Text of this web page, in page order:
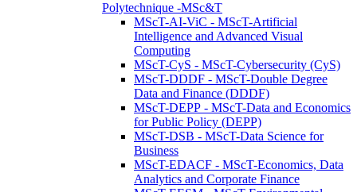
Polytechnique -MSc&T
MScT-AI-ViC - MScT-Artificial
Intelligence and Advanced Visual
Computing
MScT-CyS - MScT-Cybersecurity (CyS)
MScT-DDDF - MScT-Double Degree
Data and Finance (DDDF)
MScT-DEPP - MScT-Data and Economics
for Public Policy (DEPP)
MScT-DSB - MScT-Data Science for
Business
MScT-EDACF - MScT-Economics, Data
Analytics and Corporate Finance